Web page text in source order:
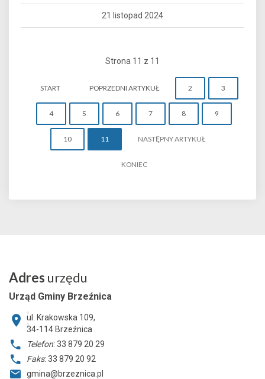
21 listopad 2024
Strona 11 z 11
START POPRZEDNI ARTYKUŁ 2 3
4 5 6 7 8 9
10 11 NASTĘPNY ARTYKUŁ
KONIEC
Adres urzędu
Urząd Gminy Brzeźnica
ul. Krakowska 109,
34-114 Brzeźnica
Telefon: 33 879 20 29
Faks: 33 879 20 92
gmina@brzeznica.pl